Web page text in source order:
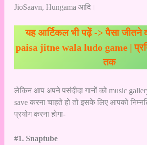
JioSaavn, Hungama आदि।
यह आर्टिकल भी पढ़ें ->पैसा जीतने
paisa jitne wala ludo game |
तक
लेकिन आप अपने पसंदीदा गानों को music
save करना चाहते हो तो इसके लिए आपको
प्रयोग करना होगा-
#1. Snaptube